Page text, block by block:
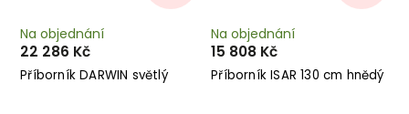
Příborník DARWIN světlý
Na objednání
22 286 Kč
Příborník ISAR 130 cm hnědý
Na objednání
15 808 Kč